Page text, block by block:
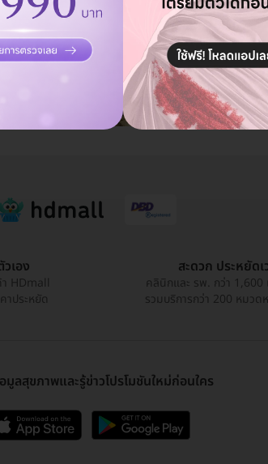
เอง
HDmall
าประหยัด
สะดวก ประหยัดเ
คลินิกและ รพ. กว่า 1,600
รวมบริการกว่า 200 หมวด
มูลสุขภาพและรู้ข่าวโปรโมชันใหม่ก่อนใคร